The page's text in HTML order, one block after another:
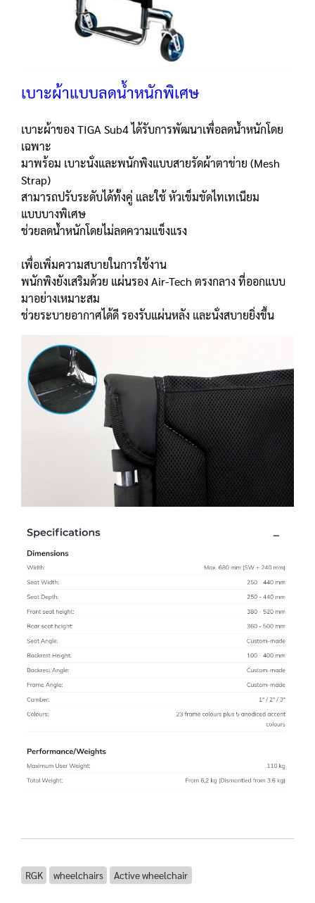
เบาะผ้าแบบลดน้ำหนักพิเศษ
เบาะผ้าของ TIGA Sub4 ได้รับการพัฒนาเพื่อลดน้ำหนักโดย
เฉพาะ
มาพร้อม เบาะนั่งและพนักพิงแบบสายรัดผ้าตาข่าย (Mesh
Strap)
สามารถปรับระดับได้ทั้งคู่ และใช้ หัวเข็มขัดไทเทเนียม
แบบบางพิเศษ
ช่วยลดน้ำหนักโดยไม่ลดความแข็งแรง
เพื่อเพิ่มความสบายในการใช้งาน
พนักพิงยังเสริมด้วย แผ่นรอง Air-Tech ตรงกลาง ที่ออกแบบ
มาอย่างเหมาะสม
ช่วยระบายอากาศได้ดี รองรับแผ่นหลัง และนั่งสบายยิ่งขึ้น
RGK wheelchairs Active wheelchair